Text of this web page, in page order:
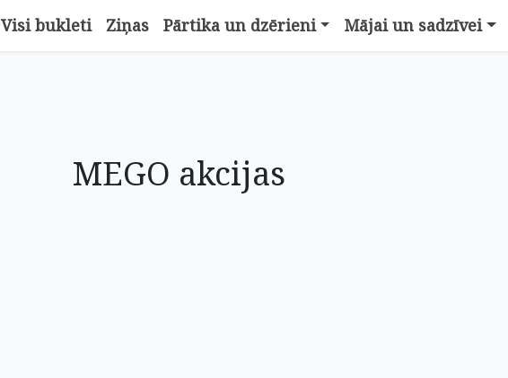
Visi bukleti Ziņas Pārtika un dzērieni Mājai un sadzīvei
MEGO akcijas